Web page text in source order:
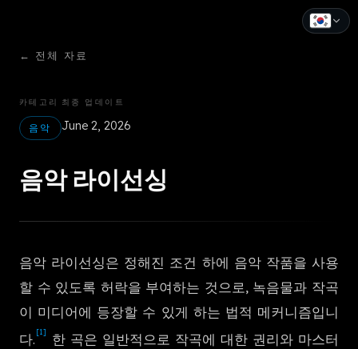
← 전체 자료
카테고리
음악
최종 업데이트
June 2, 2026
음악 라이선싱
음악 라이선싱은 정해진 조건 하에 음악 작품을 사용
할 수 있도록 허락을 부여하는 것으로, 녹음물과 작곡
이 미디어에 등장할 수 있게 하는 법적 메커니즘입니
다. [1]
한 곡은 일반적으로 작곡에 대한 권리와 마스터
Русский
日本語